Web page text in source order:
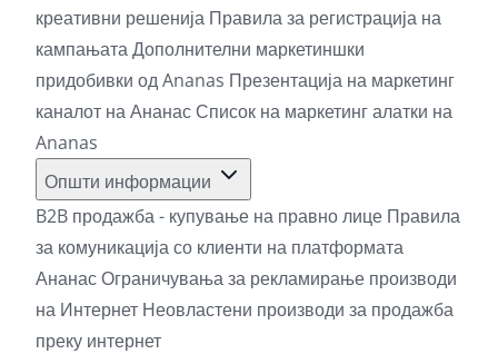
креативни решенија Правила за регистрација на
кампањатаДополнителни маркетиншки
придобивки од Ananas Презентација на маркетинг
каналот на АнанасСписок на маркетинг алатки на
Ananas
Општи информации
B2B продажба - купување на правно лице Правила
за комуникација со клиенти на платформата
АнанасОграничувања за рекламирање производи
на Интернет Неовластени производи за продажба
преку интернет